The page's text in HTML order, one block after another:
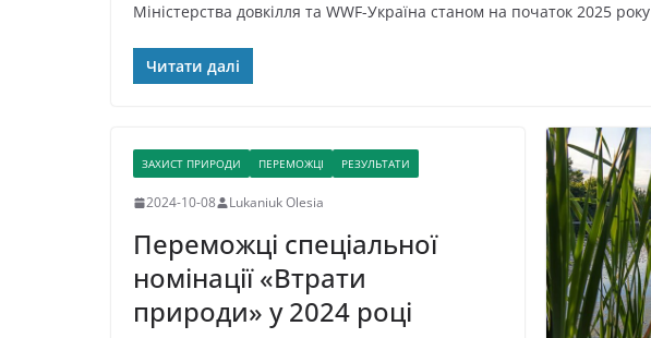
Міністерства довкілля та WWF-Україна станом на початок 2025 року
Читати далі
ЗАХИСТ ПРИРОДИ ПЕРЕМОЖЦІ РЕЗУЛЬТАТИ
2024-10-08 Lukaniuk Olesia
Переможці спеціальної
номінації «Втрати
природи» у 2024 році